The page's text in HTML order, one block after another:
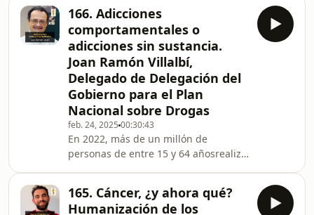
llevaba meses queriéndola traer. Ella
por los profesionales. En
estecontexto, hay diferentes técnicas
de mayor complejidad que las
terapias analgésicas habituales, como
la neuromodulacion, de lo que
hablaremos con el invitado dehoy,
Isaac Peña. Isaac es médico, jefe de la
unidad de dolor del Virgen
166. Adicciones
comportamentales o
adicciones sin sustancia.
Joan Ramón Villalbí,
Delegado de Delegación del
Gobierno para el Plan
Nacional sobre Drogas
feb. 24, 2025 00:30:43
En 2022, más de un millón de
personas de entre 15 y 64 añosrealizó
población de 15 a 64 años ha jugado
165. Cáncer, ¿y ahora qué?
Humanización de los